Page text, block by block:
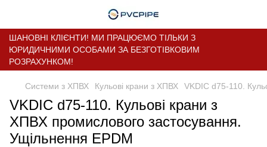
ШАНОВНІ КЛІЄНТИ! МИ ПРАЦЮЄМО ТІЛЬКИ З
ЮРИДИЧНИМИ ОСОБАМИ ЗА БЕЗГОТІВКОВИМ
РОЗРАХУНКОМ!
Системи з ХПВХ Кульові крани з ХПВХ VKDIC d75-110.
VKDIC d75-110. Кульові крани з
ХПВХ промислового застосування.
Ущільнення EPDM